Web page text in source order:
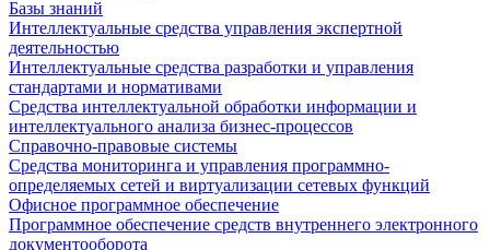
Базы знаний
Интеллектуальные средства управления экспертной
деятельностью
Интеллектуальные средства разработки и управления
стандартами и нормативами
Средства интеллектуальной обработки информации и
интеллектуального анализа бизнес-процессов
Справочно-правовые системы
Средства мониторинга и управления программно-
определяемых сетей и виртуализации сетевых функций
Офисное программное обеспечение
Программное обеспечение средств внутреннего электронного
документооборота